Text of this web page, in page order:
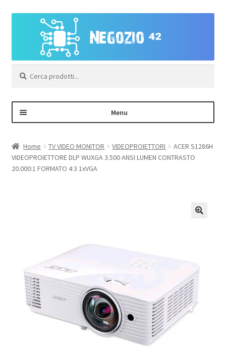
navigazione
contenuto
Menu
Area Personale – Registrazione
Home TV VIDEO MONITOR VIDEOPROIETTORI
ACER S1286H
VIDEOPROIETTORE DLP WUXGA 3.500 ANSI LUMEN CONTRASTO
20.000:1 FORMATO 4:3 1xVGA